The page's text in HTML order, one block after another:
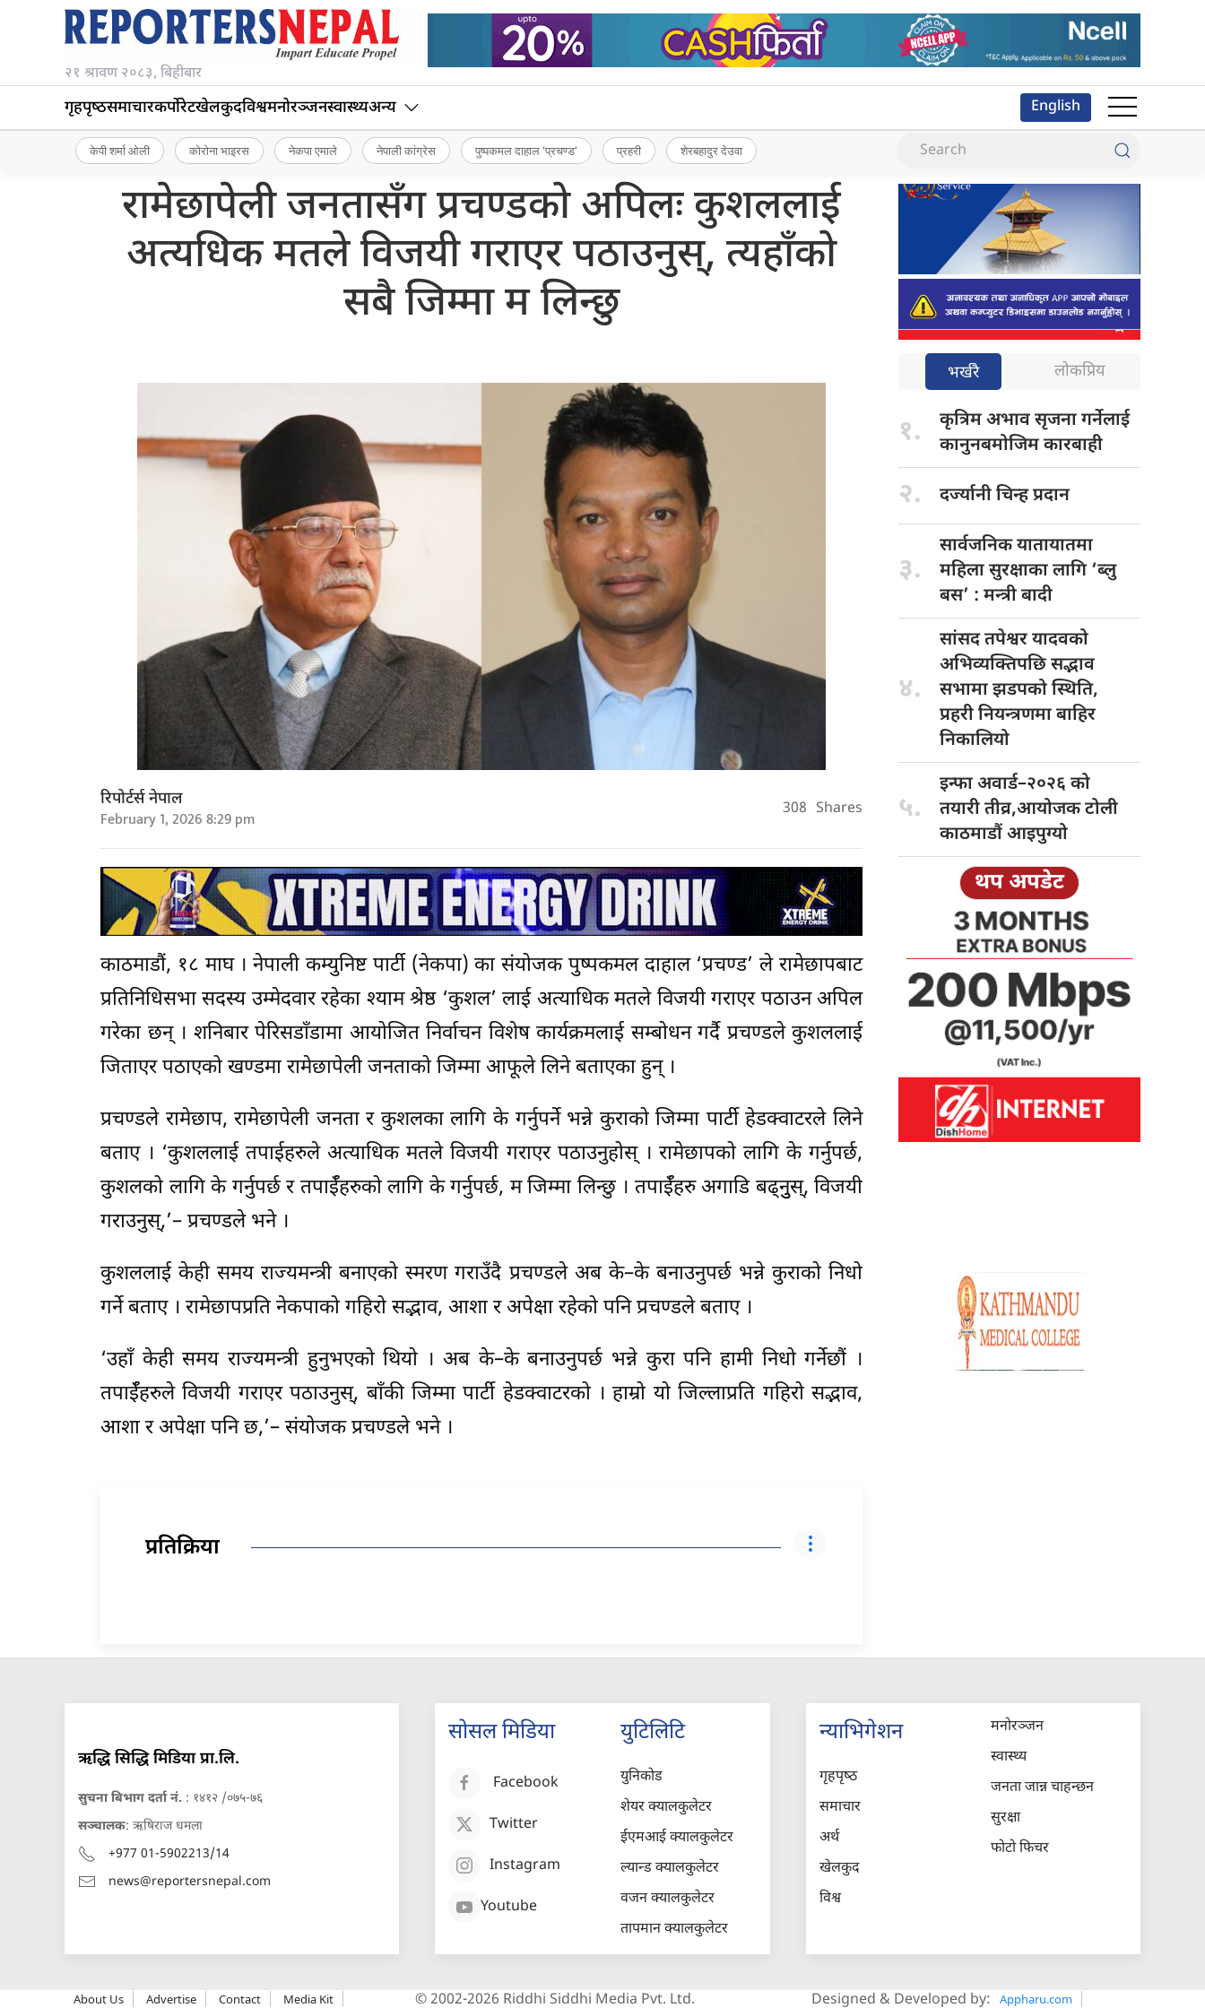
२१ श्रावण २०८३, बिहीबार
गृहपृष्‍ठसमाचारकर्पोरेटखेलकुदविश्वमनोरञ्जनस्वास्थ्यअन्य English
केपी शर्मा ओली कोरोना भाइरस नेकपा एमाले नेपाली कांग्रेस पुष्पकमल दाहाल ‘प्रचण्ड’ प्रहरी शेरबहादुर देउवा
रामेछापेली जनतासँग प्रचण्डको अपिलः कुशललाई
अत्यधिक मतले विजयी गराएर पठाउनुस्, त्यहाँको
सबै जिम्मा म लिन्छु
रिपोर्टर्स नेपाल
February 1, 2026 8:29 pm 308 Shares
काठमाडौं, १८ माघ । नेपाली कम्युनिष्ट पार्टी (नेकपा) का संयोजक पुष्पकमल दाहाल ‘प्रचण्ड’ ले रामेछापबाट
प्रतिनिधिसभा सदस्य उम्मेदवार रहेका श्याम श्रेष्ठ ‘कुशल’ लाई अत्याधिक मतले विजयी गराएर पठाउन अपिल
गरेका छन् । शनिबार पेरिसडाँडामा आयोजित निर्वाचन विशेष कार्यक्रमलाई सम्बोधन गर्दै प्रचण्डले कुशललाई
जिताएर पठाएको खण्डमा रामेछापेली जनताको जिम्मा आफूले लिने बताएका हुन् ।
प्रचण्डले रामेछाप, रामेछापेली जनता र कुशलका लागि के गर्नुपर्ने भन्ने कुराको जिम्मा पार्टी हेडक्वाटरले लिने
बताए । ‘कुशललाई तपाईहरुले अत्याधिक मतले विजयी गराएर पठाउनुहोस् । रामेछापको लागि के गर्नुपर्छ,
कुशलको लागि के गर्नुपर्छ र तपाईँहरुको लागि के गर्नुपर्छ, म जिम्मा लिन्छु । तपाईँहरु अगाडि बढ्नुुस्, विजयी
गराउनुस्,’– प्रचण्डले भने ।
कुशललाई केही समय राज्यमन्त्री बनाएको स्मरण गराउँदै प्रचण्डले अब के–के बनाउनुपर्छ भन्ने कुराको निधो
गर्ने बताए । रामेछापप्रति नेकपाको गहिरो सद्भाव, आशा र अपेक्षा रहेको पनि प्रचण्डले बताए ।
‘उहाँ केही समय राज्यमन्त्री हुनुभएको थियो । अब के–के बनाउनुपर्छ भन्ने कुरा पनि हामी निधो गर्नेछौं ।
तपाईँहरुले विजयी गराएर पठाउनुस्, बाँकी जिम्मा पार्टी हेडक्वाटरको । हाम्रो यो जिल्लाप्रति गहिरो सद्भाव,
आशा र अपेक्षा पनि छ,’– संयोजक प्रचण्डले भने ।
प्रतिक्रिया
भर्खरै लोकप्रिय
१. कृत्रिम अभावसृजना गर्नेलाई
कानुनबमोजिम कारबाही
२. दर्ज्यानी चिन्हप्रदान
३.
सार्वजनिक यातायातमा
महिला सुरक्षाका लागि ‘ब्लु
बस’ : मन्त्री बादी
४.
सांसद तपेश्वरयादवको
अभिव्यक्तिपछि सद्भाव
सभामा झडपको स्थिति,
प्रहरी नियन्त्रणमा बाहिर
निकालियो
५.
इन्फा अवार्ड–२०२६ को
तयारी तीव्र,आयोजक टोली
काठमाडौं आइपुग्यो
थप अपडेट
ऋद्धि सिद्धि मिडिया प्रा.लि.
सुचना बिभाग दर्ता नं. : १४१२ /०७५-७६
सञ्चालक: ऋषिराज धमला
+977 01-5902213/14
news@reportersnepal.com
सोसल मिडिया
Facebook
Twitter
Instagram
Youtube
युटिलिटि
युनिकोड
शेयर क्यालकुलेटर
ईएमआई क्यालकुलेटर
ल्यान्ड क्यालकुलेटर
वजन क्यालकुलेटर
तापमान क्यालकुलेटर
न्याभिगेशन
गृहपृष्‍ठ
समाचार
अर्थ
खेलकुद
विश्व
मनोरञ्जन
स्वास्थ्य
जनता जान्न चाहन्छन
सुरक्षा
फोटो फिचर
About Us Advertise Contact Media Kit © 2002-2026 Riddhi Siddhi Media Pvt. Ltd. Designed & Developed by: Appharu.com